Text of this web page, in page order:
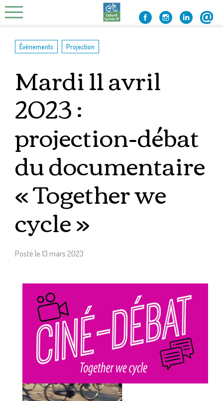
Skip
to
Événements Projection
Mardi 11 avril
2023 :
projection-débat
du documentaire
« Together we
cycle »
Posté le 13 mars 2023